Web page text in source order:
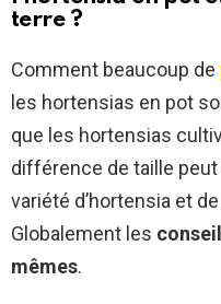
terre ?
Comment beaucoup de
les hortensias en pot
que les hortensias
différence de taille
variété d’hortensia et de
Globalement les
mêmes.